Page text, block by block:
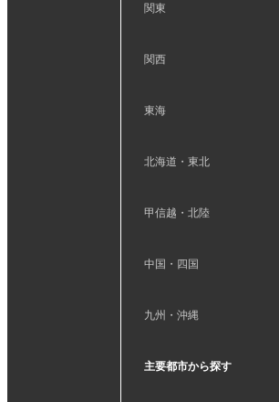
関東
関西
東海
北海道・東北
甲信越・北陸
中国・四国
九州・沖縄
主要都市から探す